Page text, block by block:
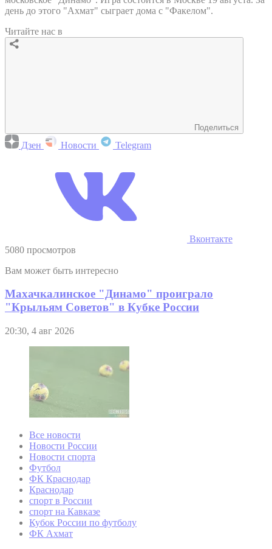
день до этого "Ахмат" сыграет дома с "Факелом".
Читайте нас в
Поделиться
Дзен Новости Telegram
Вконтакте
5080 просмотров
Вам может быть интересно
Махачкалинское "Динамо" проиграло
"Крыльям Советов" в Кубке России
20:30, 4 авг 2026
Все новости
Новости России
Новости спорта
Футбол
ФК Краснодар
Краснодар
спорт в России
спорт на Кавказе
Кубок России по футболу
ФК Ахмат